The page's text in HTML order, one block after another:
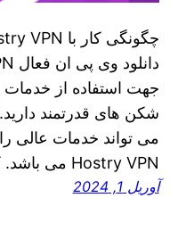
جهت استفاده از خدمات
شکن‌ های قدرتمند
می‌ تواند خدمات عالی
Hostry VPN می‌ باشد. که به…
آوریل 1, 2024